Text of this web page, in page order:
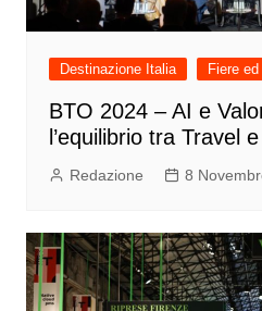
Destinazione Italia Fiere
BTO 2024 – AI e
l’equilibrio tra Travel
Redazione 8